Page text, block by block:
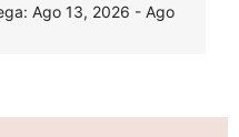
Ago 13, 2026 - Ago